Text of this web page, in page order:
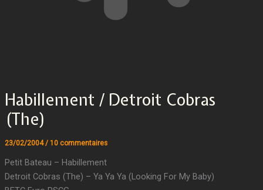
Habillement / Detroit Cobras
(The)
23/02/2004/ 10 commentaires
Petit Bateau – Habillement
Detroit Cobras (The) – Ya Ya Ya (Looking For My Baby)